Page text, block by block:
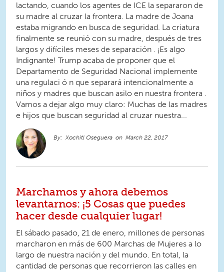
lactando, cuando los agentes de ICE la separaron de
su madre al cruzar la frontera. La madre de Joana
estaba migrando en busca de seguridad. La criatura
finalmente se reunió con su madre, después de tres
largos y difíciles meses de separación . ¡Es algo
Indignante! Trump acaba de proponer que el
Departamento de Seguridad Nacional implemente
una regulaci ó n que separará intencionalmente a
niños y madres que buscan asilo en nuestra frontera .
Vamos a dejar algo muy claro: Muchas de las madres
e hijos que buscan seguridad al cruzar nuestra...
Xochitl Oseguera March 22, 2017
Marchamos y ahora debemos
levantarnos: ¡5 Cosas que puedes
hacer desde cualquier lugar!
El sábado pasado, 21 de enero, millones de personas
marcharon en más de 600 Marchas de Mujeres a lo
largo de nuestra nación y del mundo. En total, la
cantidad de personas que recorrieron las calles en